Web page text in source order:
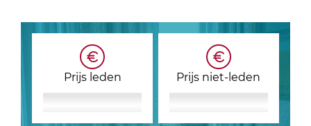
Prijs leden Prijs niet-leden